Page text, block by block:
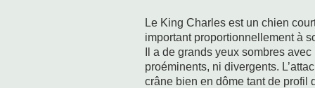
Le King Charles est un chien
important proportionnellement à
Il a de grands yeux sombres
proéminents, ni divergents.
crâne bien en dôme tant de profil